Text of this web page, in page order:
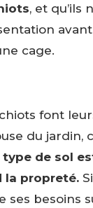
, et qu’ils
cage.
font
du jardin,
type de sol
la propreté.
ses besoins